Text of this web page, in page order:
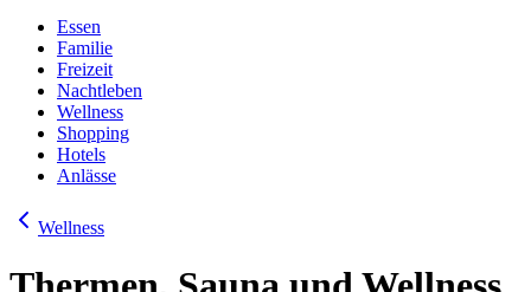
Essen
Familie
Freizeit
Nachtleben
Wellness
Shopping
Hotels
Anlässe
Wellness